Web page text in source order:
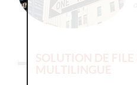
SOLUTION DE
MULTILINGUE